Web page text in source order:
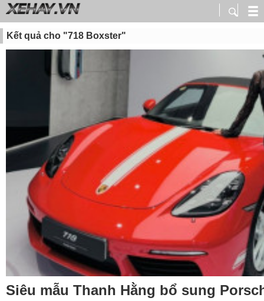
Kết quả cho "718 Boxster"
Siêu mẫu Thanh Hằng bổ sung